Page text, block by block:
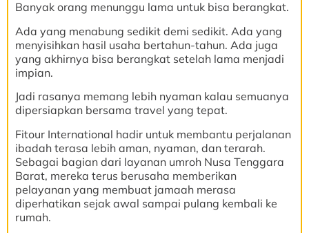
Banyak orang menunggu lama untuk bisa berangkat.
Ada yang menabung sedikit demi sedikit. Ada yang
menyisihkan hasil usaha bertahun-tahun. Ada juga
yang akhirnya bisa berangkat setelah lama menjadi
impian.
Jadi rasanya memang lebih nyaman kalau semuanya
dipersiapkan bersama travel yang tepat.
Fitour International hadir untuk membantu perjalanan
ibadah terasa lebih aman, nyaman, dan terarah.
Sebagai bagian dari layanan umroh Nusa Tenggara
Barat, mereka terus berusaha memberikan
pelayanan yang membuat jamaah merasa
diperhatikan sejak awal sampai pulang kembali ke
rumah.